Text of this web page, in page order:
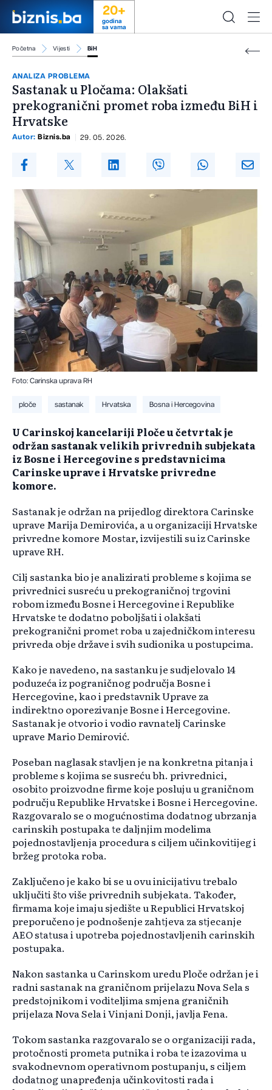
20+
godina
sa vama
Početna Vijesti BiH
ANALIZA PROBLEMA
Sastanak u Pločama: Olakšati
prekogranični promet roba između BiH i
Hrvatske
Autor: Biznis.ba 29. 05. 2026.
Foto: Carinska uprava RH
ploče sastanak Hrvatska Bosna i Hercegovina
U Carinskoj kancelariji Ploče u četvrtak je
održan sastanak velikih privrednih subjekata
iz Bosne i Hercegovine s predstavnicima
Carinske uprave i Hrvatske privredne
komore.
Sastanak je održan na prijedlog direktora Carinske
uprave Marija Demirovića, a u organizaciji Hrvatske
privredne komore Mostar, izvijestili su iz Carinske
uprave RH.
Cilj sastanka bio je analizirati probleme s kojima se
privrednici susreću u prekograničnoj trgovini
robom između Bosne i Hercegovine i Republike
Hrvatske te dodatno poboljšati i olakšati
prekogranični promet roba u zajedničkom interesu
privreda obje države i svih sudionika u postupcima.
Kako je navedeno, na sastanku je sudjelovalo 14
poduzeća iz pograničnog područja Bosne i
Hercegovine, kao i predstavnik Uprave za
indirektno oporezivanje Bosne i Hercegovine.
Sastanak je otvorio i vodio ravnatelj Carinske
uprave Mario Demirović.
Poseban naglasak stavljen je na konkretna pitanja i
probleme s kojima se susreću bh. privrednici,
osobito proizvodne firme koje posluju u graničnom
području Republike Hrvatske i Bosne i Hercegovine.
Razgovaralo se o mogućnostima dodatnog ubrzanja
carinskih postupaka te daljnjim modelima
pojednostavljenja procedura s ciljem učinkovitijeg i
bržeg protoka roba.
Zaključeno je kako bi se u ovu inicijativu trebalo
uključiti što više privrednih subjekata. Također,
firmama koje imaju sjedište u Republici Hrvatskoj
preporučeno je podnošenje zahtjeva za stjecanje
AEO statusa i upotreba pojednostavljenih carinskih
postupaka.
Nakon sastanka u Carinskom uredu Ploče održan je i
radni sastanak na graničnom prijelazu Nova Sela s
predstojnikom i voditeljima smjena graničnih
prijelaza Nova Sela i Vinjani Donji, javlja Fena.
Tokom sastanka razgovaralo se o organizaciji rada,
protočnosti prometa putnika i roba te izazovima u
svakodnevnom operativnom postupanju, s ciljem
dodatnog unapređenja učinkovitosti rada i